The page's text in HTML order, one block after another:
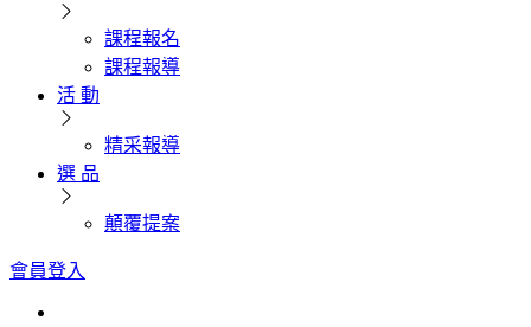
課程報名
課程報導
活 動
精采報導
選 品
顛覆提案
會員登入